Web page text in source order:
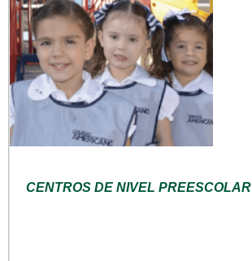
CENTROS DE NIVEL PREESCOLAR